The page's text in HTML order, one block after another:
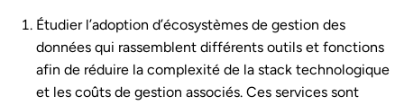
Étudier l’adoption d’écosystèmes de gestion des
données qui rassemblent différents outils et fonctions
afin de réduire la complexité de la stack technologique
et les coûts de gestion associés. Ces services sont